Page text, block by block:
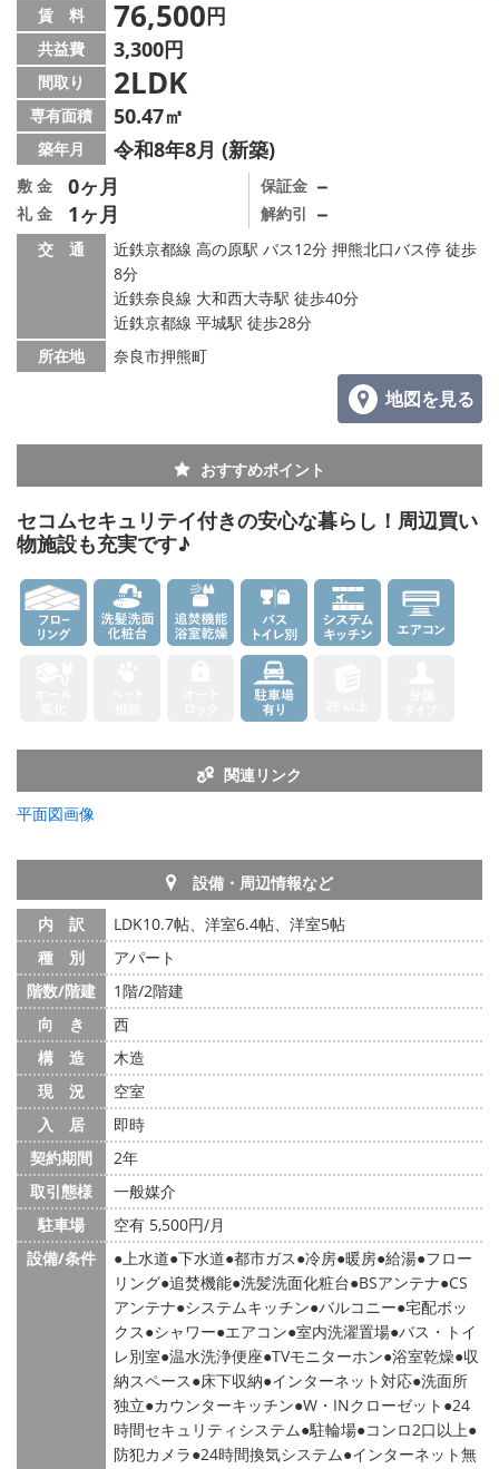
リフォーム のことなら！
オーナー様へ
住宅型有料老人 Ｆｌｅｕｒａｇｅ
店舗情報·アクセス
会社概要
メールでお問い合わせ
賃 料 76,500円
共益費 3,300円
間取り 2LDK
専有面積 50.47㎡
築年月 令和8年8月 (新築)
敷 金 0ヶ月
礼 金 1ヶ月
保証金 －
解約引 －
交 通
近鉄京都線 高の原駅 バス12分 押熊北口バス停 徒歩
8分
近鉄奈良線 大和西大寺駅 徒歩40分
近鉄京都線 平城駅 徒歩28分
所在地
奈良市押熊町
地図を見る
おすすめポイント
セコムセキュリテイ付きの安心な暮らし！周辺買い
物施設も充実です♪
関連リンク
平面図画像
設備・周辺情報など
内 訳
LDK10.7帖、洋室6.4帖、洋室5帖
種 別
アパート
階数/階建
1階/2階建
向 き
西
構 造
木造
現 況
空室
入 居
即時
契約期間
2年
取引態様
一般媒介
駐車場
空有 5,500円/月
設備/条件
上水道 下水道 都市ガス 冷房 暖房 給湯 フロー
リング 追焚機能 洗髪洗面化粧台 BSアンテナ CS
アンテナ システムキッチン バルコニー 宅配ボッ
クス シャワー エアコン 室内洗濯置場 バス・トイ
レ別室 温水洗浄便座 TVモニターホン 浴室乾燥 収
納スペース 床下収納 インターネット対応 洗面所
独立 カウンターキッチン W・INクローゼット 24
時間セキュリティシステム 駐輪場 コンロ2口以上
防犯カメラ 24時間換気システム インターネット無